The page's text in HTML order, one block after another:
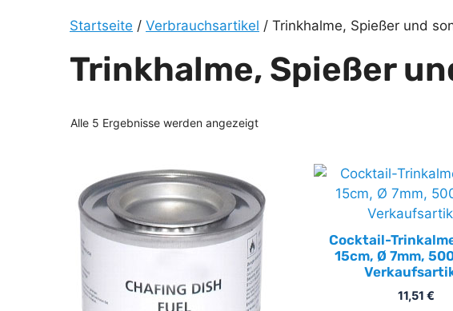
Startseite / Verbrauchsartikel / Trinkhalme, Spießer und
Trinkhalme, Spießer
Alle 5 Ergebnisse werden angezeigt
Cocktail-
15cm, Ø 7mm,
11,51 €